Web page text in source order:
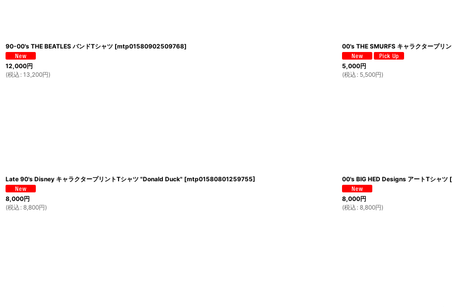
90-00's THE BEATLES バンドTシャツ [mtp01580902509768]
12,000円
(税込 : 13,200円)
00's THE SMURFS キャラクタープリ
5,000円
(税込 : 5,500円)
Late 90's Disney キャラクタープリントTシャツ "Donald Duck" [mtp01580801259755]
8,000円
(税込 : 8,800円)
00's BIG HED Designs アートTシャツ [
8,000円
(税込 : 8,800円)